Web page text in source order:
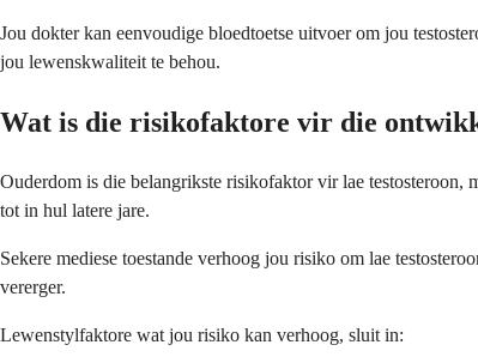
Jou dokter kan eenvoudige bloedtoetse uitvoer om jou
jou lewenskwaliteit te behou.
Wat is die risikofaktore vir die
Ouderdom is die belangrikste risikofaktor vir lae testosteroon,
tot in hul latere jare.
Sekere mediese toestande verhoog jou risiko om lae
vererger.
Lewenstylfaktore wat jou risiko kan verhoog, sluit in: